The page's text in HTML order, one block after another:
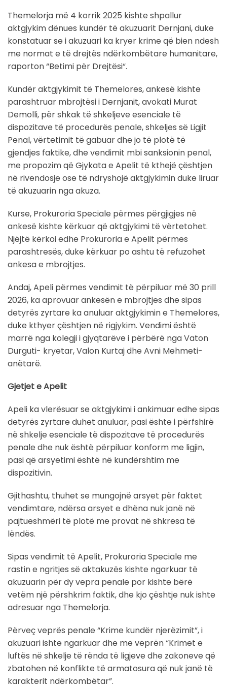
Themelorja më 4 korrik 2025 kishte shpallur
aktgjykim dënues kundër të akuzuarit Dernjani, duke
konstatuar se i akuzuari ka kryer krime që bien ndesh
me normat e të drejtës ndërkombëtare humanitare,
raporton “Betimi për Drejtësi“.
Kundër aktgjykimit të Themelores, ankesë kishte
parashtruar mbrojtësi i Dernjanit, avokati Murat
Demolli, për shkak të shkeljeve esenciale të
dispozitave të procedurës penale, shkeljes së Ligjit
Penal, vërtetimit të gabuar dhe jo të plotë të
gjendjes faktike, dhe vendimit mbi sanksionin penal,
me propozim që Gjykata e Apelit të kthejë çështjen
në rivendosje ose të ndryshojë aktgjykimin duke liruar
të akuzuarin nga akuza.
Kurse, Prokuroria Speciale përmes përgjigjes në
ankesë kishte kërkuar që aktgjykimi të vërtetohet.
Njëjtë kërkoi edhe Prokuroria e Apelit përmes
parashtresës, duke kërkuar po ashtu të refuzohet
ankesa e mbrojtjes.
Andaj, Apeli përmes vendimit të përpiluar më 30 prill
2026, ka aprovuar ankesën e mbrojtjes dhe sipas
detyrës zyrtare ka anuluar aktgjykimin e Themelores,
duke kthyer çështjen në rigjykim. Vendimi është
marrë nga kolegji i gjyqtarëve i përbërë nga Vaton
Durguti- kryetar, Valon Kurtaj dhe Avni Mehmeti-
anëtarë.
Gjetjet e Apelit
Apeli ka vlerësuar se aktgjykimi i ankimuar edhe sipas
detyrës zyrtare duhet anuluar, pasi ështe i përfshirë
në shkelje esenciale të dispozitave të procedurës
penale dhe nuk është përpiluar konform me ligjin,
pasi që arsyetimi është në kundërshtim me
dispozitivin.
Gjithashtu, thuhet se mungojnë arsyet për faktet
vendimtare, ndërsa arsyet e dhëna nuk janë në
pajtueshmëri të plotë me provat në shkresa të
lëndës.
Sipas vendimit të Apelit, Prokuroria Speciale me
rastin e ngritjes së aktakuzës kishte ngarkuar të
akuzuarin për dy vepra penale por kishte bërë
vetëm një përshkrim faktik, dhe kjo çështje nuk ishte
adresuar nga Themelorja.
Përveç veprës penale “Krime kundër njerëzimit”, i
akuzuari ishte ngarkuar dhe me veprën “Krimet e
luftës në shkelje të rënda të ligjeve dhe zakoneve që
zbatohen në konflikte të armatosura që nuk janë të
karakterit ndërkombëtar”.